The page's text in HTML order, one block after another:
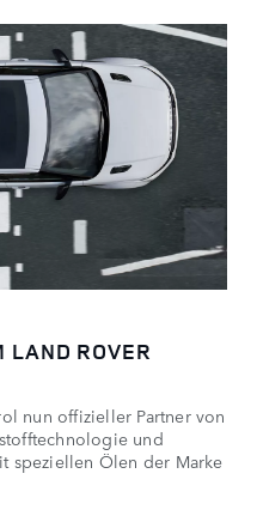
LAND ROVER
nun offizieller Partner von
und
speziellen Ölen der Marke